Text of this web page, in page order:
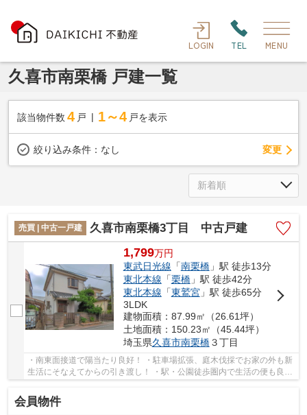
LOGIN TEL MENU
久喜市南栗橋 戸建一覧
該当物件数 4 戸 1～4 戸を表示
絞り込み条件： なし 変更
売買 | 中古一戸建 久喜市南栗橋3丁目 中古戸建
1,799万円
東武日光線 「南栗橋」駅 徒歩13分
東北本線 「栗橋」駅 徒歩42分
東北本線 「東鷲宮」駅 徒歩65分
3LDK
建物面積：87.99㎡（26.61坪）
土地面積：150.23㎡（45.44坪）
埼玉県久喜市南栗橋３丁目
・南東面接道で陽当たり良好！ ・駐車場拡張、庭木伐採でお家の外も新
生活にそなえてからの引き渡し！ ・駅・公園徒歩圏内で生活の便も良好
です！ いつでもお気軽にお声がけください♪...
会員物件